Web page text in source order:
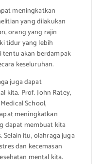
meningkatkan
yang dilakukan
orang yang rajin
tidur yang lebih
tentu akan berdampak
keseluruhan.
juga dapat
kita. Prof. John Ratey,
School,
meningkatkan
dapat membuat kita
Selain itu, olahraga juga
dan kecemasan
mental kita.